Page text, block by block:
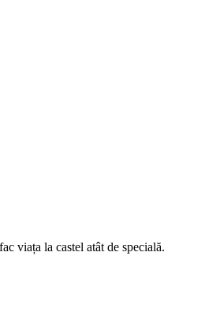
viața la castel atât de specială.